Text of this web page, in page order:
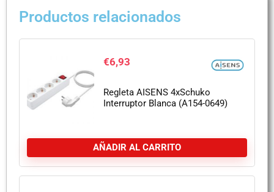
Productos relacionados
€6,93
Regleta AISENS 4xSchuko
Interruptor Blanca (A154-0649)
AÑADIR AL CARRITO